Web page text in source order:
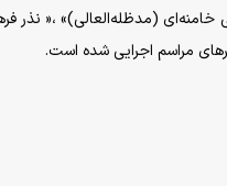
(مدظله‌العالی)» ،« نذر
مراسم اجرایی شده است.